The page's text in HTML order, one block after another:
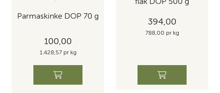
Parmaskinke DOP 70 g
100,00
1.428,57 pr kg
flak DOP 500 g
394,00
788,00 pr kg